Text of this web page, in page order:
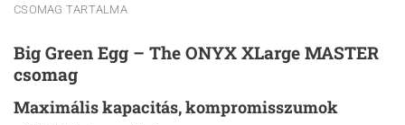
CSOMAG TARTALMA
Big Green Egg – The ONYX XLarge MASTER
csomag
Maximális kapacitás, kompromisszumok